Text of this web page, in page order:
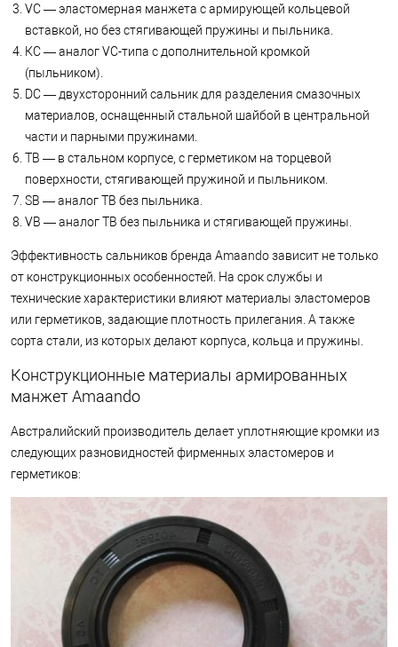
VC — эластомерная манжета с армирующей кольцевой
вставкой, но без стягивающей пружины и пыльника.
КС — аналог VC-типа с дополнительной кромкой
(пыльником).
DC — двухсторонний сальник для разделения смазочных
материалов, оснащенный стальной шайбой в центральной
части и парными пружинами.
ТВ — в стальном корпусе, с герметиком на торцевой
поверхности, стягивающей пружиной и пыльником.
SB — аналог ТВ без пыльника.
VB — аналог ТВ без пыльника и стягивающей пружины.
Эффективность сальников бренда Amaando зависит не только
от конструкционных особенностей. На срок службы и
технические характеристики влияют материалы эластомеров
или герметиков, задающие плотность прилегания. А также
сорта стали, из которых делают корпуса, кольца и пружины.
Конструкционные материалы армированных
манжет Amaando
Австралийский производитель делает уплотняющие кромки из
следующих разновидностей фирменных эластомеров и
герметиков: